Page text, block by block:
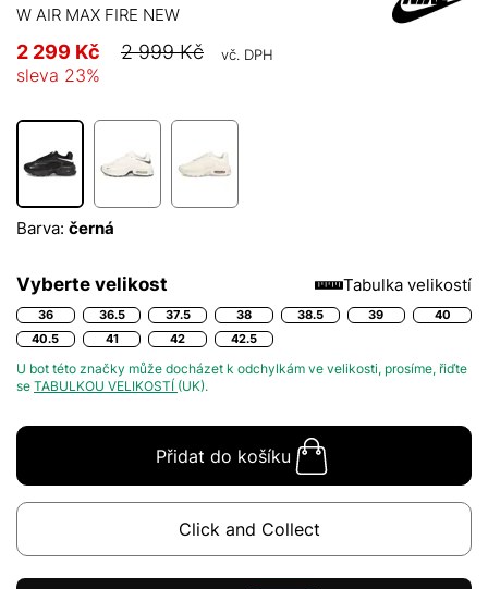
W AIR MAX FIRE NEW
2 299 Kč 2 999 Kč vč. DPH
sleva 23%
Barva: černá
Vyberte velikost Tabulka velikostí
36 36.5 37.5 38 38.5 39
40
40.5
41 42 42.5
U bot této značky může docházet k odchylkám ve velikosti, prosíme, řiďte
se TABULKOU VELIKOSTÍ (UK).
Přidat do košíku
Click and Collect